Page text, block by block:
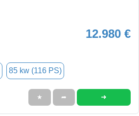
12.980 €
85 kw (116 PS)
★ ➦ ➜